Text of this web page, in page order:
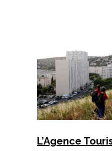
L’Agence